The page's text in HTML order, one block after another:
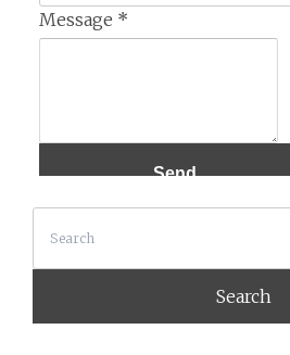
Message *